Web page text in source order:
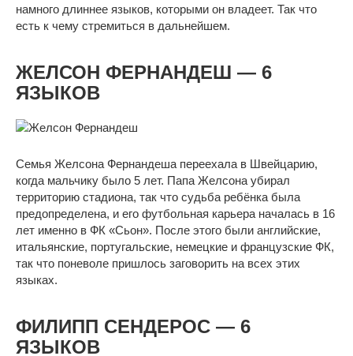
намного длиннее языков, которыми он владеет. Так что
есть к чему стремиться в дальнейшем.
ЖЕЛСОН ФЕРНАНДЕШ — 6
ЯЗЫКОВ
Семья Желсона Фернандеша переехала в Швейцарию,
когда мальчику было 5 лет. Папа Желсона убирал
территорию стадиона, так что судьба ребёнка была
предопределена, и его футбольная карьера началась в 16
лет именно в ФК «Сьон». После этого были английские,
итальянские, португальские, немецкие и французские ФК,
так что поневоле пришлось заговорить на всех этих
языках.
ФИЛИПП СЕНДЕРОС — 6
ЯЗЫКОВ